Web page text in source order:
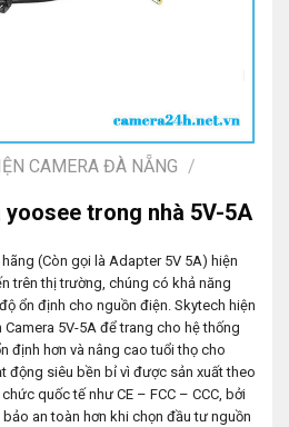
CAMERA ĐÀ NẴNG /
yoosee trong nhà 5V-5A
(Còn gọi là Adapter 5V 5A) hiện
trên thị trường, chúng có khả năng
ổn định cho nguồn điện. Skytech hiện
5V-5A để trang cho hệ thống
định hơn và nâng cao tuổi thọ cho
động siêu bền bỉ vì được sản xuất theo
quốc tế như CE – FCC – CCC, bởi
an toàn hơn khi chọn đầu tư nguồn